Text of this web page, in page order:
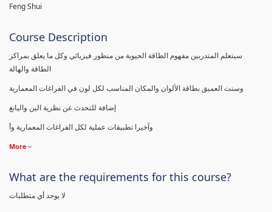
Feng Shui
Course Description
سيتعلم المتدربين مفهوم الطاقة الحيوية من منظور فيزيائي وكل ما يعلق بمراكز
الطاقة والهالة
وسنت العميق بطاقة الألوان والمكان المناسب لكل لون في الفراغات المعمارية
إضافة للتحدث عن نظرية الين واليانغ
وآخيرا تطبيقات عملية لكل الفراغات المعمارية وأ
More
What are the requirements for this course?
لا يوجد أي متطلبات